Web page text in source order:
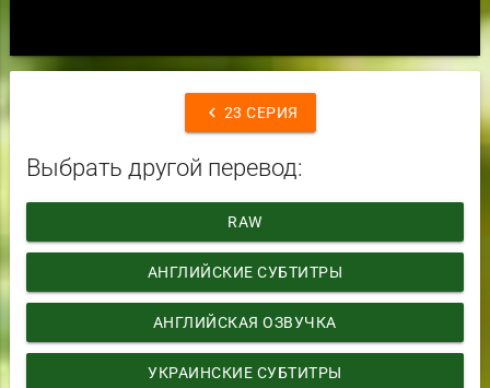
chevron_left 23 СЕРИЯ
Выбрать другой перевод:
RAW
АНГЛИЙСКИЕ СУБТИТРЫ
АНГЛИЙСКАЯ ОЗВУЧКА
УКРАИНСКИЕ СУБТИТРЫ